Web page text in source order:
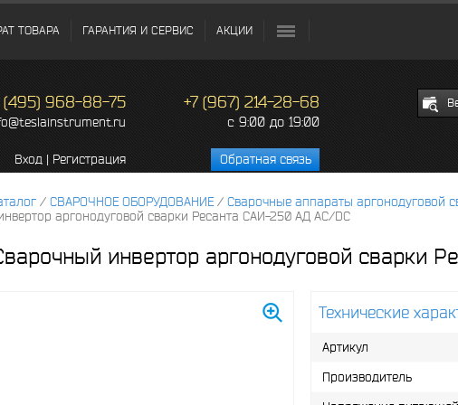
ТОВАРА ГАРАНТИЯ И СЕРВИС АКЦИИ
(495) 968-88-75 +7 (967) 214-28-68
c 9:00 до 19:00
Вход | Регистрация Обратная связь
/ СВАРОЧНОЕ ОБОРУДОВАНИЕ/ Сварочные аппараты аргонодуговой
аргонодуговой сварки Ресанта САИ-250 АД AC/DC
инвертор аргонодуговой сварки
Технические
Артикул
Производитель